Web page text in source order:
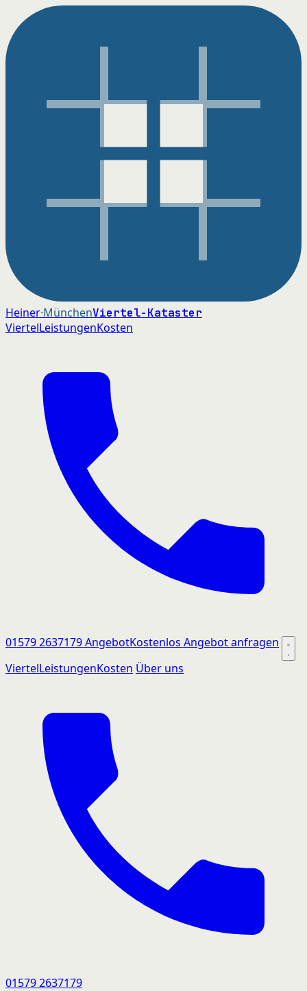
Heiner·MünchenViertel-Kataster
ViertelLeistungenKosten
01579 2637179AngebotKostenlos Angebot anfragen
ViertelLeistungenKosten Über uns
01579 2637179